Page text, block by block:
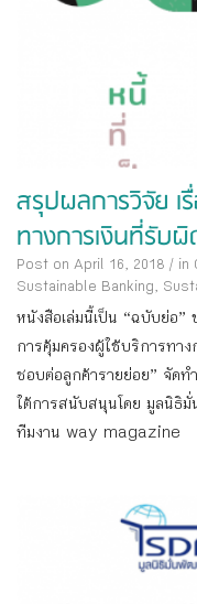
สรุปผลการวิจัย
ทางการเงินที่รับ
Post on April 16, 2018 / in
Sustainable Banking,
หนังสือเล่มนี้เป็น “ฉบับย่อ”
การคุ้มครองผู้ใช้บริการทาง
ชอบต่อลูกค้ารายย่อย” จัด
ใต้การสนับสนุนโดย มูลนิธิ
ทีมงาน way magazine